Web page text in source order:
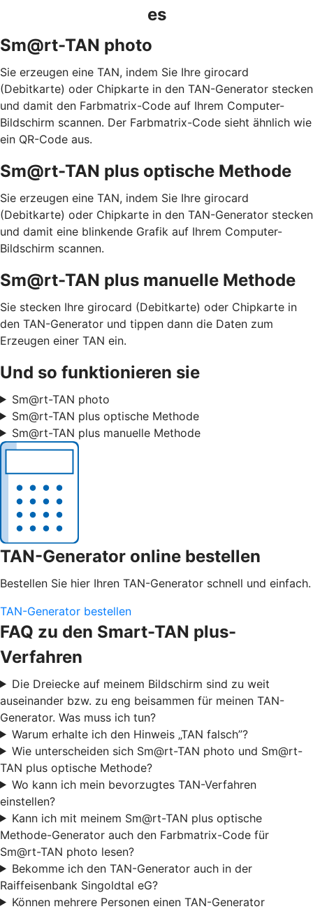
es
Sm@rt-TAN photo
Sie erzeugen eine TAN, indem Sie Ihre girocard
(Debitkarte) oder Chipkarte in den TAN-Generator stecken
und damit den Farbmatrix-Code auf Ihrem Computer-
Bildschirm scannen. Der Farbmatrix-Code sieht ähnlich wie
ein QR-Code aus.
Sm@rt-TAN plus optische Methode
Sie erzeugen eine TAN, indem Sie Ihre girocard
(Debitkarte) oder Chipkarte in den TAN-Generator stecken
und damit eine blinkende Grafik auf Ihrem Computer-
Bildschirm scannen.
Sm@rt-TAN plus manuelle Methode
Sie stecken Ihre girocard (Debitkarte) oder Chipkarte in
den TAN-Generator und tippen dann die Daten zum
Erzeugen einer TAN ein.
Und so funktionieren sie
Sm@rt-TAN photo
Sm@rt-TAN plus optische Methode
Sm@rt-TAN plus manuelle Methode
TAN-Generator online bestellen
Bestellen Sie hier Ihren TAN-Generator schnell und einfach.
TAN-Generator bestellen
FAQ zu den Smart-TAN plus-
Verfahren
Die Dreiecke auf meinem Bildschirm sind zu weit
auseinander bzw. zu eng beisammen für meinen TAN-
Generator. Was muss ich tun?
Warum erhalte ich den Hinweis „TAN falsch”?
Wie unterscheiden sich Sm@rt-TAN photo und Sm@rt-
TAN plus optische Methode?
Wo kann ich mein bevorzugtes TAN-Verfahren
einstellen?
Kann ich mit meinem Sm@rt-TAN plus optische
Methode-Generator auch den Farbmatrix-Code für
Sm@rt-TAN photo lesen?
Bekomme ich den TAN-Generator auch in der
Raiffeisenbank Singoldtal eG?
Können mehrere Personen einen TAN-Generator